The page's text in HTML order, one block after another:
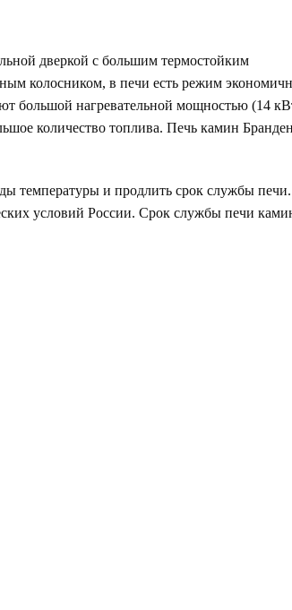
дверкой с большим термостойким
колосником, в печи есть режим
большой нагревательной мощностью (14
количество топлива. Печь камин
температуры и продлить срок службы
условий России. Срок службы печи